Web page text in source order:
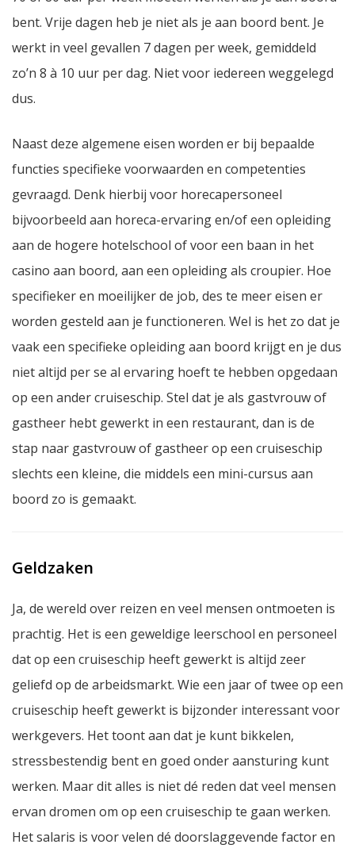
bent. Vrije dagen heb je niet als je aan boord bent. Je
werkt in veel gevallen 7 dagen per week, gemiddeld
zo’n 8 à 10 uur per dag. Niet voor iedereen weggelegd
dus.
Naast deze algemene eisen worden er bij bepaalde
functies specifieke voorwaarden en competenties
gevraagd. Denk hierbij voor horecapersoneel
bijvoorbeeld aan horeca-ervaring en/of een opleiding
aan de hogere hotelschool of voor een baan in het
casino aan boord, aan een opleiding als croupier. Hoe
specifieker en moeilijker de job, des te meer eisen er
worden gesteld aan je functioneren. Wel is het zo dat je
vaak een specifieke opleiding aan boord krijgt en je dus
niet altijd per se al ervaring hoeft te hebben opgedaan
op een ander cruiseschip. Stel dat je als gastvrouw of
gastheer hebt gewerkt in een restaurant, dan is de
stap naar gastvrouw of gastheer op een cruiseschip
slechts een kleine, die middels een mini-cursus aan
boord zo is gemaakt.
Geldzaken
Ja, de wereld over reizen en veel mensen ontmoeten is
prachtig. Het is een geweldige leerschool en personeel
dat op een cruiseschip heeft gewerkt is altijd zeer
geliefd op de arbeidsmarkt. Wie een jaar of twee op een
cruiseschip heeft gewerkt is bijzonder interessant voor
werkgevers. Het toont aan dat je kunt bikkelen,
stressbestendig bent en goed onder aansturing kunt
werken. Maar dit alles is niet dé reden dat veel mensen
ervan dromen om op een cruiseschip te gaan werken.
Het salaris is voor velen dé doorslaggevende factor en